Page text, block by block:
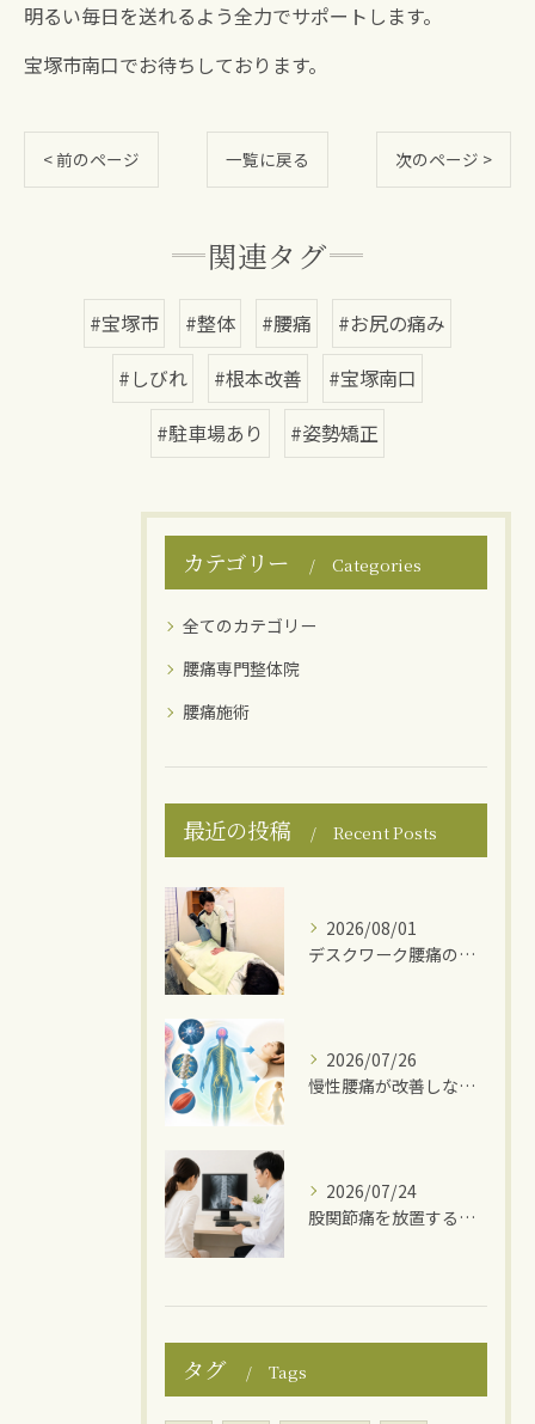
明るい毎日を送れるよう全力でサポートします。
宝塚市南口でお待ちしております。
< 前のページ 一覧に戻る 次のページ >
関連タグ
#宝塚市 #整体 #腰痛
#お尻の痛み
#しびれ
#根本改善
#宝塚南口
#駐車場あり
#姿勢矯正
カテゴリー Categories
全てのカテゴリー
腰痛専門整体院
腰痛施術
最近の投稿 Recent Posts
2026/08/01
デスクワーク腰痛の原因
2026/07/26
慢性腰痛が改善しない理由
2026/07/24
股関節痛を放置するとどうなる？
タグ Tags